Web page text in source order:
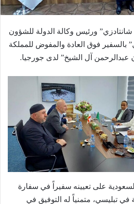
شانتادزي” ورئيس وكالة الدولة للشؤون
بالسفير فوق العادة والمفوض للمملكة
عبدالرحمن آل الشيخ” لدى جورجيا.
على تعيينه سفيراً في سفارة
في تبليسي، متمنياً له التوفيق في